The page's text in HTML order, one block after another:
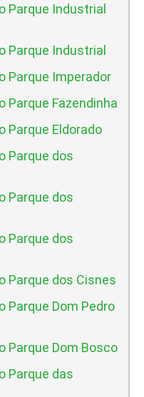
Parque Industrial
Parque Industrial
Parque Imperador
Parque Fazendinha
Parque Eldorado
Parque dos
Parque dos
Parque dos
Parque dos Cisnes
Parque Dom Pedro
Parque Dom Bosco
Parque das